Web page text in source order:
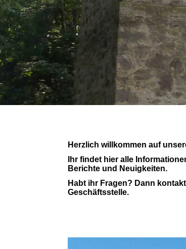
Herzlich willkommen auf
Ihr findet hier alle
Berichte und Neuigkeiten.
Habt ihr Fragen? Dann
Geschäftsstelle.